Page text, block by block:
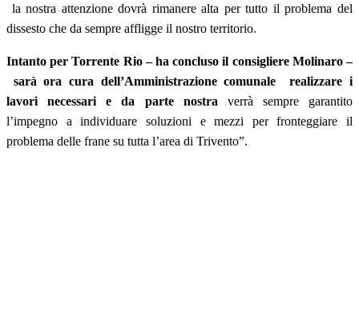
la nostra attenzione dovrà rimanere alta per tutto il problema del
dissesto che da sempre affligge il nostro territorio.
Intanto per Torrente Rio – ha concluso il consigliere Molinaro –
sarà ora cura dell’Amministrazione comunale realizzare i
lavori necessari e da parte nostra verrà sempre garantito
l’impegno a individuare soluzioni e mezzi per fronteggiare il
problema delle frane su tutta l’area di Trivento”.